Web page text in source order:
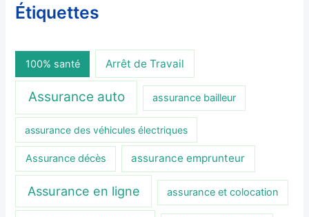
Étiquettes
100% santé Arrêt de Travail
Assurance auto assurance bailleur
assurance des véhicules électriques
Assurance décès assurance emprunteur
Assurance en ligne assurance et colocation